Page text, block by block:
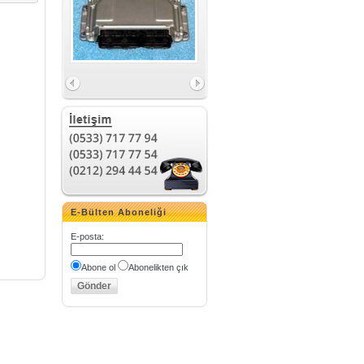
E-Bülten Aboneliği
E-posta:
Abone ol Abonelikten çık